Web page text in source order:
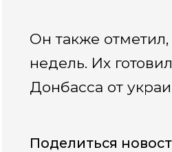
Он также
недель. Их
Донбасса от
Поделиться